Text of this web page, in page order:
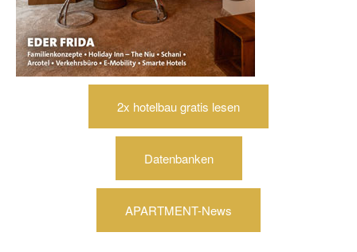
2x hotelbau gratis lesen
Datenbanken
APARTMENT-News